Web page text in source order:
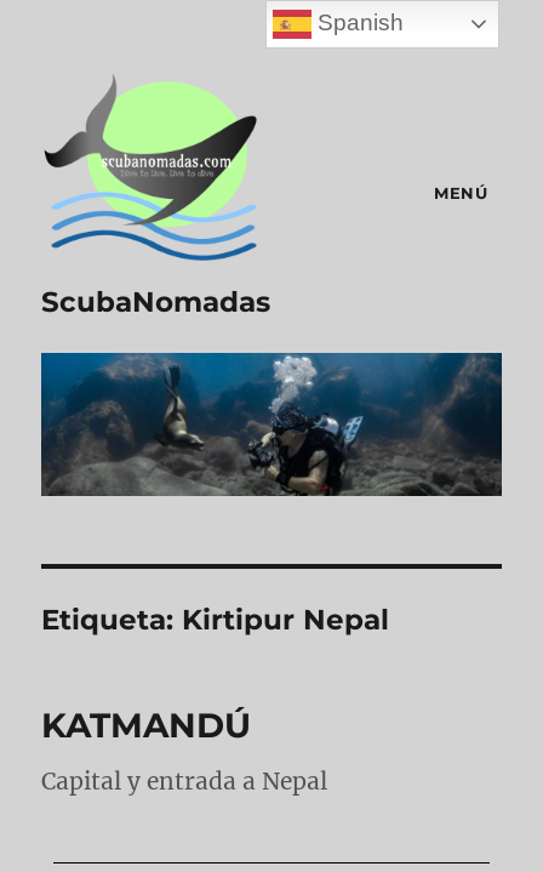
ScubaNomadas
MENÚ
Etiqueta: Kirtipur Nepal
KATMANDÚ
Capital y entrada a Nepal
Spanish